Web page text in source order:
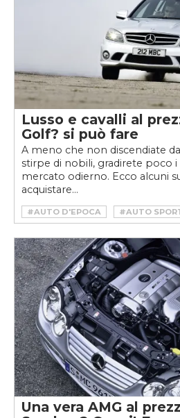
Lusso e cavalli al
Golf? si può fare
A meno che non discendiate
stirpe di nobili, gradirete poco i
mercato odierno. Ecco alcuni
acquistare...
#AUTO D'EPOCA
#AUTO
#MERCATO AUTO D'EPOCA
Una vera AMG al